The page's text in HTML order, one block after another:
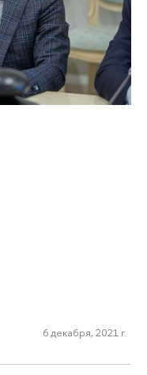
6 декабря, 2021 г.